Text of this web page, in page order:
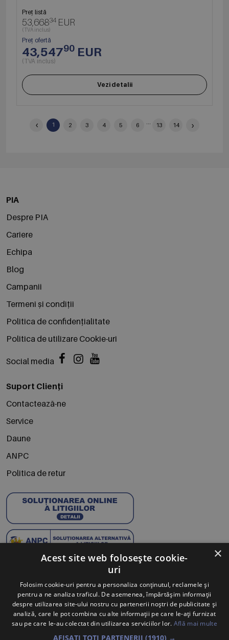
Preț listă
53,66834 EUR
(TVA inclus)
Preț ofertă
43,54790 EUR
(TVA inclus)
Vezi detalii
‹ 1 2 3 4 5 6 ... 13 14 ›
PIA
Despre PIA
Cariere
Echipa
Blog
Campanii
Termeni și condiții
Politica de confidențialitate
Politica de utilizare Cookie-uri
Social media
Suport Clienți
Contactează-ne
Service
Daune
ANPC
Politica de retur
Abonează-te la Newsletter
Te anunțăm când avem oferte noi și promoții la mărcile
tale preferate.
×
Acest site web folosește cookie-
uri
Folosim cookie-uri pentru a personaliza conținutul, reclamele și
pentru a ne analiza traficul. De asemenea, împărtășim informații
despre utilizarea site-ului nostru cu partenerii noștri de publicitate și
analiză, care le pot combina cu alte informații pe care le-ați furnizat
sau pe care le-au colectat din utilizarea serviciilor lor. Află mai multe
AFIȘAȚI TOȚI PARTENERII (1910) →